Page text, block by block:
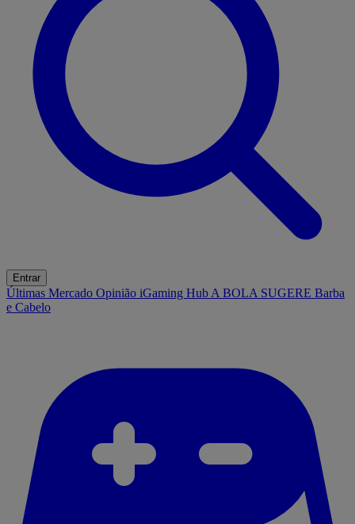
Entrar
Últimas Mercado Opinião iGaming Hub A BOLA SUGERE Barba
e Cabelo